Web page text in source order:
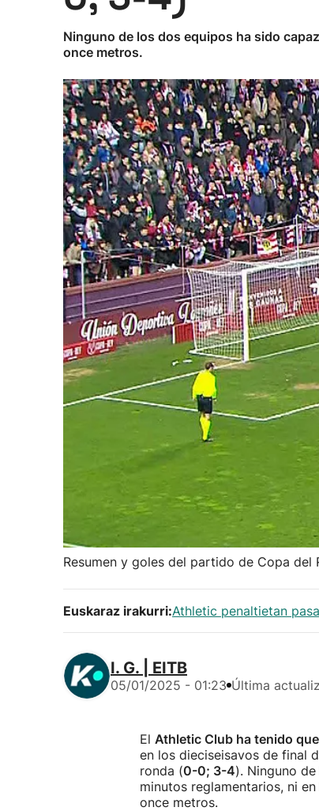
Ninguno de los dos equipos ha sido
once metros.
Resumen y goles del partido de Copa
Euskaraz irakurri:Athletic penaltietan
I. G. | EITB
05/01/2025 - 01:23 Última
El Athletic Club ha tenido
en los dieciseisavos de final
ronda (0-0; 3-4). Ninguno
minutos reglamentarios, ni
once metros.